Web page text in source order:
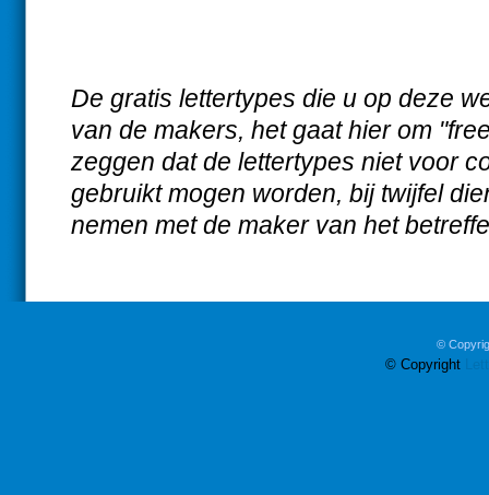
De gratis lettertypes die u op deze
van de makers, het gaat hier om
zeggen dat de lettertypes niet voor
gebruikt mogen worden, bij twijfel
nemen met de maker van het
©
© Copyright